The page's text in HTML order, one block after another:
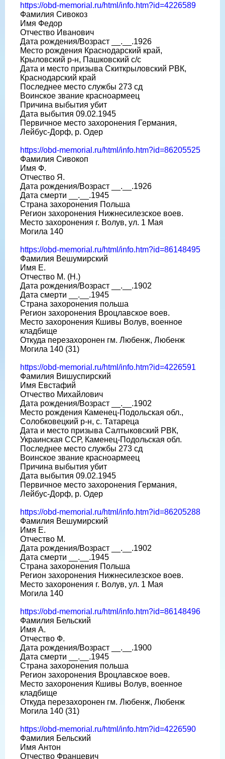
https://obd-memorial.ru/html/info.htm?id=4226589
Фамилия Сивокоз
Имя Федор
Отчество Иванович
Дата рождения/Возраст __.__.1926
Место рождения Краснодарский край,
Крыловский р-н, Пашковский с/с
Дата и место призыва Скиткрыловский РВК,
Краснодарский край
Последнее место службы 273 сд
Воинское звание красноармеец
Причина выбытия убит
Дата выбытия 09.02.1945
Первичное место захоронения Германия,
Лейбус-Дорф, р. Одер
https://obd-memorial.ru/html/info.htm?id=86205525
Фамилия Сивокоп
Имя Ф.
Отчество Я.
Дата рождения/Возраст __.__.1926
Дата смерти __.__.1945
Страна захоронения Польша
Регион захоронения Нижнесилезское воев.
Место захоронения г. Волув, ул. 1 Мая
Могила 140
https://obd-memorial.ru/html/info.htm?id=86148495
Фамилия Вешумирский
Имя Е.
Отчество М. (Н.)
Дата рождения/Возраст __.__.1902
Дата смерти __.__.1945
Страна захоронения польша
Регион захоронения Вроцлавское воев.
Место захоронения Кшивы Волув, военное
кладбище
Откуда перезахоронен гм. Любенж, Любенж
Могила 140 (31)
https://obd-memorial.ru/html/info.htm?id=4226591
Фамилия Вишуспирский
Имя Евстафий
Отчество Михайлович
Дата рождения/Возраст __.__.1902
Место рождения Каменец-Подольская обл.,
Солобковецкий р-н, с. Татареца
Дата и место призыва Салтыковский РВК,
Украинская ССР, Каменец-Подольская обл.
Последнее место службы 273 сд
Воинское звание красноармеец
Причина выбытия убит
Дата выбытия 09.02.1945
Первичное место захоронения Германия,
Лейбус-Дорф, р. Одер
https://obd-memorial.ru/html/info.htm?id=86205288
Фамилия Вешумирский
Имя Е.
Отчество М.
Дата рождения/Возраст __.__.1902
Дата смерти __.__.1945
Страна захоронения Польша
Регион захоронения Нижнесилезское воев.
Место захоронения г. Волув, ул. 1 Мая
Могила 140
https://obd-memorial.ru/html/info.htm?id=86148496
Фамилия Бельский
Имя А.
Отчество Ф.
Дата рождения/Возраст __.__.1900
Дата смерти __.__.1945
Страна захоронения польша
Регион захоронения Вроцлавское воев.
Место захоронения Кшивы Волув, военное
кладбище
Откуда перезахоронен гм. Любенж, Любенж
Могила 140 (31)
https://obd-memorial.ru/html/info.htm?id=4226590
Фамилия Бельский
Имя Антон
Отчество Францевич